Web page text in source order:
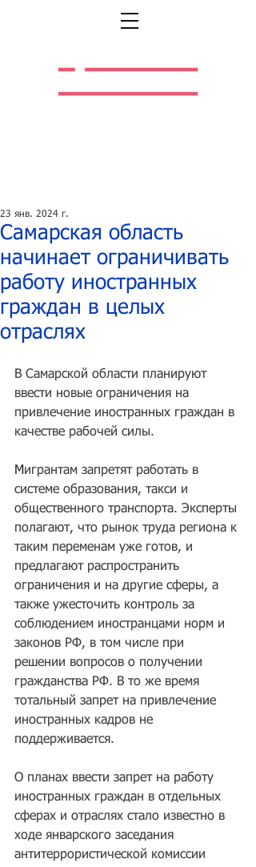
Самарская область
начинает ограничивать
работу иностранных
граждан в целых
отраслях
23 янв. 2024 г.
В Самарской области планируют
ввести новые ограничения на
привлечение иностранных граждан в
качестве рабочей силы.
Мигрантам запретят работать в
системе образования, такси и
общественного транспорта. Эксперты
полагают, что рынок труда региона к
таким переменам уже готов, и
предлагают распространить
ограничения и на другие сферы, а
также ужесточить контроль за
соблюдением иностранцами норм и
законов РФ, в том числе при
решении вопросов о получении
гражданства РФ. В то же время
тотальный запрет на привлечение
иностранных кадров не
поддерживается.
О планах ввести запрет на работу
иностранных граждан в отдельных
сферах и отраслях стало известно в
ходе январского заседания
антитеррористической комиссии